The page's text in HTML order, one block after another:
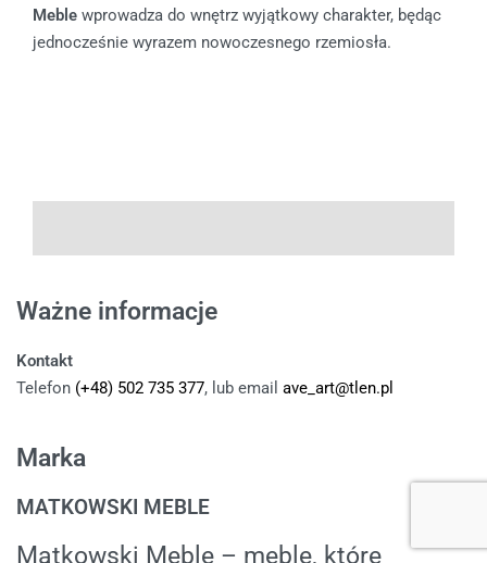
Meble wprowadza do wnętrz wyjątkowy charakter, będąc
jednocześnie wyrazem nowoczesnego rzemiosła.
Ważne informacje
Kontakt
Telefon (+48) 502 735 377, lub email ave_art@tlen.pl
Marka
MATKOWSKI MEBLE
Matkowski Meble – meble, które